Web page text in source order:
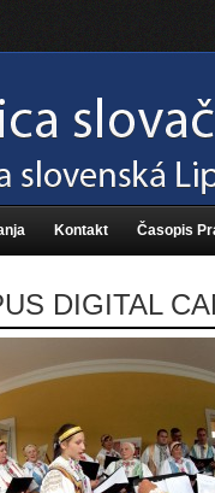
Kontakt Časopis
DIGITAL